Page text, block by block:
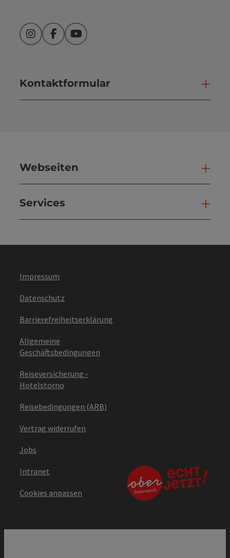
InstagramFacebookYouTube
Kontaktformular
Webseiten
Services
Impressum
Datenschutz
Barrierefreiheitserklärung
Allgemeine
Geschäftsbedingungen
Reiseversicherung -
Hotelstorno
Reisebedingungen (ARB)
Vertrag widerrufen
Jobs
Intranet
Cookies anpassen